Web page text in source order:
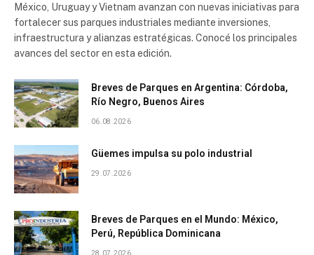
México, Uruguay y Vietnam avanzan con nuevas iniciativas para
fortalecer sus parques industriales mediante inversiones,
infraestructura y alianzas estratégicas. Conocé los principales
avances del sector en esta edición.
Breves de Parques en Argentina: Córdoba,
Río Negro, Buenos Aires
06.08.2026
Güemes impulsa su polo industrial
29.07.2026
Breves de Parques en el Mundo: México,
Perú, República Dominicana
28.07.2026